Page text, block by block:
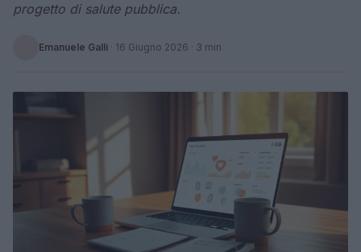
progetto di salute pubblica.
Emanuele Galli · 16 Giugno 2026 · 3 min